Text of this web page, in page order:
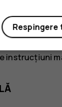
la
instrucțiuni
Respingere